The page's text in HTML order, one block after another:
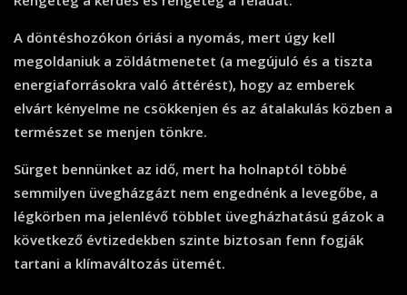
A döntéshozókon óriási a nyomás, mert úgy kell
megoldaniuk a zöldátmenetet (a megújuló és a tiszta
energiaforrásokra való áttérést), hogy az emberek
elvárt kényelme ne csökkenjen és az átalakulás közben a
természet se menjen tönkre.
Sürget bennünket az idő, mert ha holnaptól többé
semmilyen üvegházgázt nem engednénk a levegőbe, a
légkörben ma jelenlévő többlet üvegházhatású gázok a
következő évtizedekben szinte biztosan fenn fogják
tartani a klímaváltozás ütemét.